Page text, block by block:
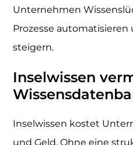
Unternehmen
Prozesse
steigern.
Inselwissen
Inselwissen kostet
und Geld. Ohne eine